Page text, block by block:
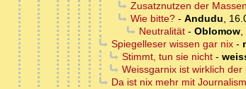
Zusatznutzen der
Wie bitte?- Andudu,
Neutralität- Oblomow,
Spiegelleser wissen gar nix-
Stimmt, tun sie nicht-
Weissgarnix ist wirklich der
Da ist nix mehr mit